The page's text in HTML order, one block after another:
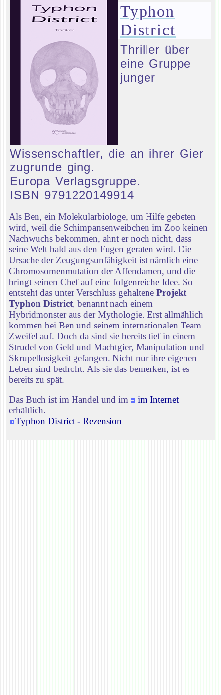
Typhon
District
Thriller über
eine Gruppe
junger
Wissenschaftler, die an ihrer Gier
zugrunde ging.
Europa Verlagsgruppe.
ISBN 9791220149914
Als Ben, ein Molekularbiologe, um Hilfe gebeten
wird, weil die Schimpansenweibchen im Zoo keinen
Nachwuchs bekommen, ahnt er noch nicht, dass
seine Welt bald aus den Fugen geraten wird. Die
Ursache der Zeugungsunfähigkeit ist nämlich eine
Chromosomenmutation der Affendamen, und die
bringt seinen Chef auf eine folgenreiche Idee. So
entsteht das unter Verschluss gehaltene Projekt
Typhon District, benannt nach einem
Hybridmonster aus der Mythologie. Erst allmählich
kommen bei Ben und seinem internationalen Team
Zweifel auf. Doch da sind sie bereits tief in einem
Strudel von Geld und Machtgier, Manipulation und
Skrupellosigkeit gefangen. Nicht nur ihre eigenen
Leben sind bedroht. Als sie das bemerken, ist es
bereits zu spät.
Das Buch ist im Handel und im
im Internet
erhältlich.
Typhon District - Rezension